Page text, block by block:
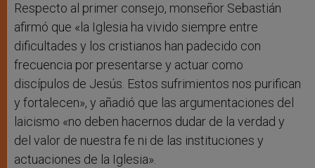
Respecto al primer consejo, monseñor Sebastián
afirmó que «la Iglesia ha vivido siempre entre
dificultades y los cristianos han padecido con
frecuencia por presentarse y actuar como
discípulos de Jesús. Estos sufrimientos nos purifican
y fortalecen», y añadió que las argumentaciones del
laicismo «no deben hacernos dudar de la verdad y
del valor de nuestra fe ni de las instituciones y
actuaciones de la Iglesia».